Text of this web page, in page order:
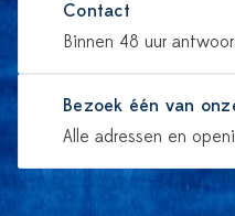
Contact
Binnen 48 uur
Bezoek één van
Alle adressen en